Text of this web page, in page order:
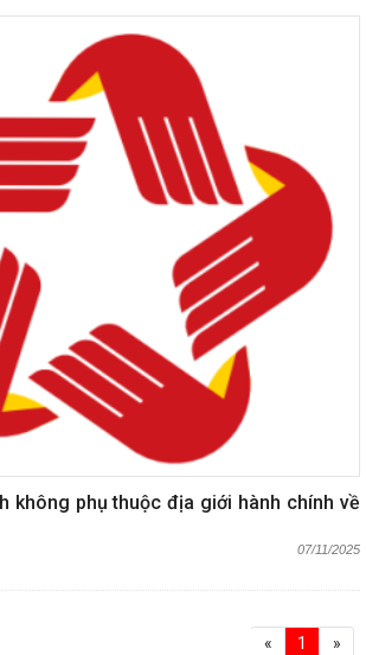
không phụ thuộc địa giới hành chính về
07/11/2025
« 1 »